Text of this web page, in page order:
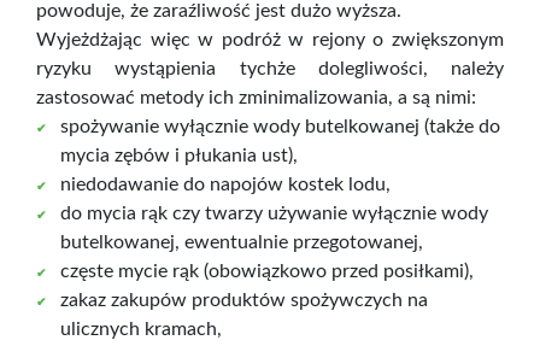
powoduje, że zaraźliwość jest dużo wyższa.
Wyjeżdżając więc w podróż w rejony o zwiększonym
ryzyku wystąpienia tychże dolegliwości, należy
zastosować metody ich zminimalizowania, a są nimi:
spożywanie wyłącznie wody butelkowanej (także do
mycia zębów i płukania ust),
niedodawanie do napojów kostek lodu,
do mycia rąk czy twarzy używanie wyłącznie wody
butelkowanej, ewentualnie przegotowanej,
częste mycie rąk (obowiązkowo przed posiłkami),
zakaz zakupów produktów spożywczych na
ulicznych kramach,